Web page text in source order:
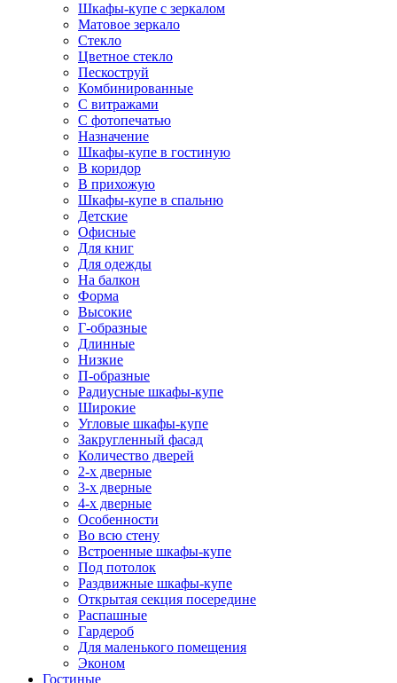
Шкафы-купе с зеркалом
Матовое зеркало
Стекло
Цветное стекло
Пескоструй
Комбинированные
С витражами
С фотопечатью
Назначение
Шкафы-купе в гостиную
В коридор
В прихожую
Шкафы-купе в спальню
Детские
Офисные
Для книг
Для одежды
На балкон
Форма
Высокие
Г-образные
Длинные
Низкие
П-образные
Радиусные шкафы-купе
Широкие
Угловые шкафы-купе
Закругленный фасад
Количество дверей
2-х дверные
3-х дверные
4-х дверные
Особенности
Во всю стену
Встроенные шкафы-купе
Под потолок
Раздвижные шкафы-купе
Открытая секция посередине
Распашные
Гардероб
Для маленького помещения
Эконом
Гостиные